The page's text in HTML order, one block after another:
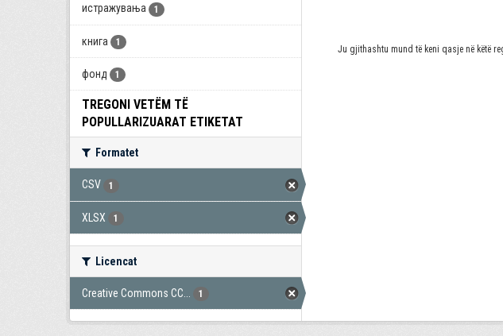
истражувања 1
книга 1
фонд 1
TREGONI VETËM TË
POPULLARIZUARAT ETIKETAT
Formatet
CSV 1
XLSX 1
Licencat
Creative Commons CC... 1
Ju gjithashtu mund të keni qasje në këtë